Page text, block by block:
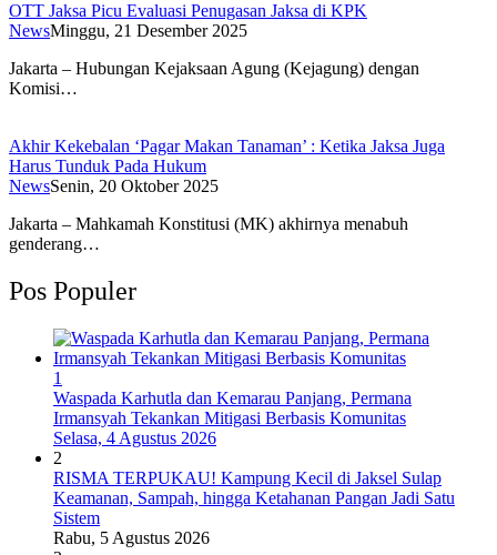
OTT Jaksa Picu Evaluasi Penugasan Jaksa di KPK
NewsMinggu, 21 Desember 2025
Jakarta – Hubungan Kejaksaan Agung (Kejagung) dengan
Komisi…
Akhir Kekebalan ‘Pagar Makan Tanaman’ : Ketika Jaksa Juga
Harus Tunduk Pada Hukum
NewsSenin, 20 Oktober 2025
Jakarta – Mahkamah Konstitusi (MK) akhirnya menabuh
genderang…
Pos Populer
1
Waspada Karhutla dan Kemarau Panjang, Permana
Irmansyah Tekankan Mitigasi Berbasis Komunitas
Selasa, 4 Agustus 2026
2
RISMA TERPUKAU! Kampung Kecil di Jaksel Sulap
Keamanan, Sampah, hingga Ketahanan Pangan Jadi Satu
Sistem
Rabu, 5 Agustus 2026